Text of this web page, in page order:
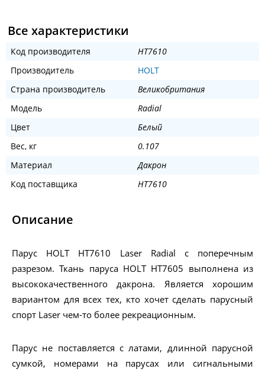
Все характеристики
Код производителя
HT7610
Производитель
HOLT
Страна производитель
Великобритания
Модель
Radial
Цвет
Белый
Вес, кг
0.107
Материал
Дакрон
Код поставщика
HT7610
Описание
Парус HOLT HT7610 Laser Radial с поперечным
разрезом. Ткань паруса HOLT HT7605 выполнена из
высококачественного дакрона. Является хорошим
вариантом для всех тех, кто хочет сделать парусный
спорт Laser чем-то более рекреационным.
Парус не поставляется с латами, длинной парусной
сумкой, номерами на парусах или сигнальными